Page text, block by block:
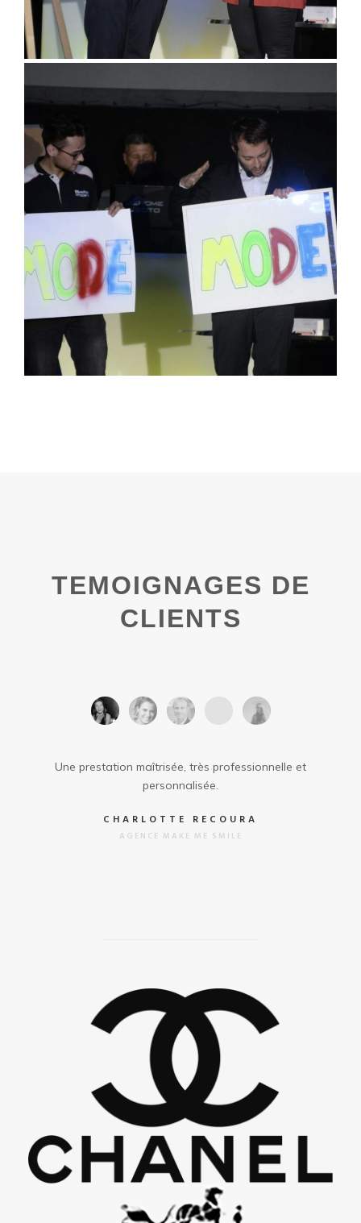
TEMOIGNAGES DE
CLIENTS
Une prestation maîtrisée, très professionnelle et
personnalisée.
CHARLOTTE RECOURA
AGENCE MAKE ME SMILE